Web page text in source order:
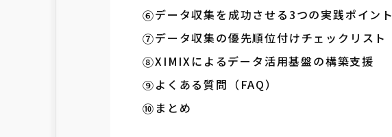
データ収集を成功させる3つの実践ポイント
データ収集の優先順位付けチェックリスト
XIMIXによるデータ活用基盤の構築支援
よくある質問（FAQ）
まとめ